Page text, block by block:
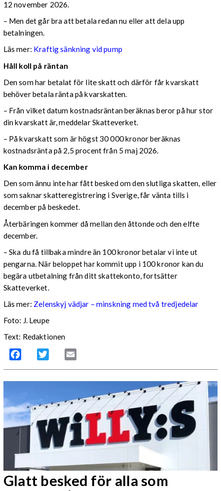
12 november 2026.
– Men det går bra att betala redan nu eller att dela upp
betalningen.
Läs mer: Kraftig sänkning vid pump
Håll koll på räntan
Den som har betalat för lite skatt och därför får kvarskatt
behöver betala ränta på kvarskatten.
– Från vilket datum kostnadsräntan beräknas beror på hur stor
din kvarskatt är, meddelar Skatteverket.
– På kvarskatt som är högst 30 000 kronor beräknas
kostnadsränta på 2,5 procent från 5 maj 2026.
Kan komma i december
Den som ännu inte har fått besked om den slutliga skatten, eller
som saknar skatteregistrering i Sverige, får vänta tills i
december på beskedet.
Återbäringen kommer då mellan den åttonde och den elfte
december.
– Ska du få tillbaka mindre än 100 kronor betalar vi inte ut
pengarna. När beloppet har kommit upp i 100 kronor kan du
begära utbetalning från ditt skattekonto, fortsätter
Skatteverket.
Läs mer: Zelenskyj vädjar – minskning med två tredjedelar
Foto: J. Leupe
Text: Redaktionen
Facebook Twitter
Glatt besked för alla som